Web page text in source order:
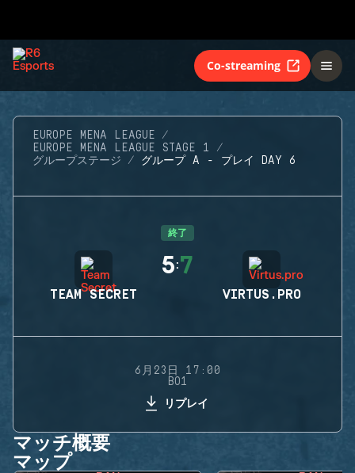
Co-streaming
EUROPE MENA LEAGUE
EUROPE MENA LEAGUE STAGE 1
グループステージ
グループ A - プレイ DAY 6
終了
TEAM SECRET
5:7
VIRTUS.PRO
6月23日 17:00
BO1
リプレイ
マッチ概要
マップ